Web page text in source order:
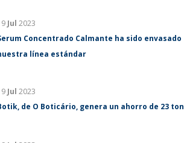
Jul 2023
Concentrado Calmante ha sido
línea estándar
Jul 2023
de O Boticário, genera un ahorro de 23